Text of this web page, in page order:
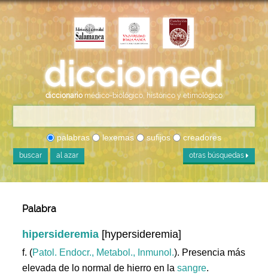
diccionario médico-biológico, histórico y etimológico
palabras lexemas sufijos creadores
buscar al azar otras búsquedas
Palabra
hipersideremia [hypersideremia]
f. (Patol. Endocr., Metabol., Inmunol.). Presencia más
elevada de lo normal de hierro en lasangre.